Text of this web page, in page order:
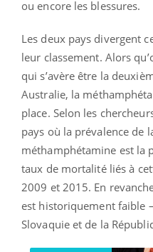
ou encore les blessures.
Les deux pays divergent
leur classement. Alors
qui s’avère être la
Australie, la
place. Selon les
pays où la prévalence de
méthamphétamine est la
taux de mortalité liés à
2009 et 2015. En
est historiquement faible
Slovaquie et de la